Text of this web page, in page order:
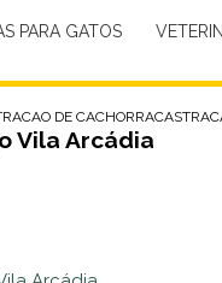
PARA GATOS
DE CACHORRA
Vila Arcádia